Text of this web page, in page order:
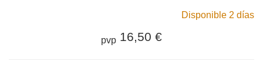
Disponible 2 días
pvp 16,50 €